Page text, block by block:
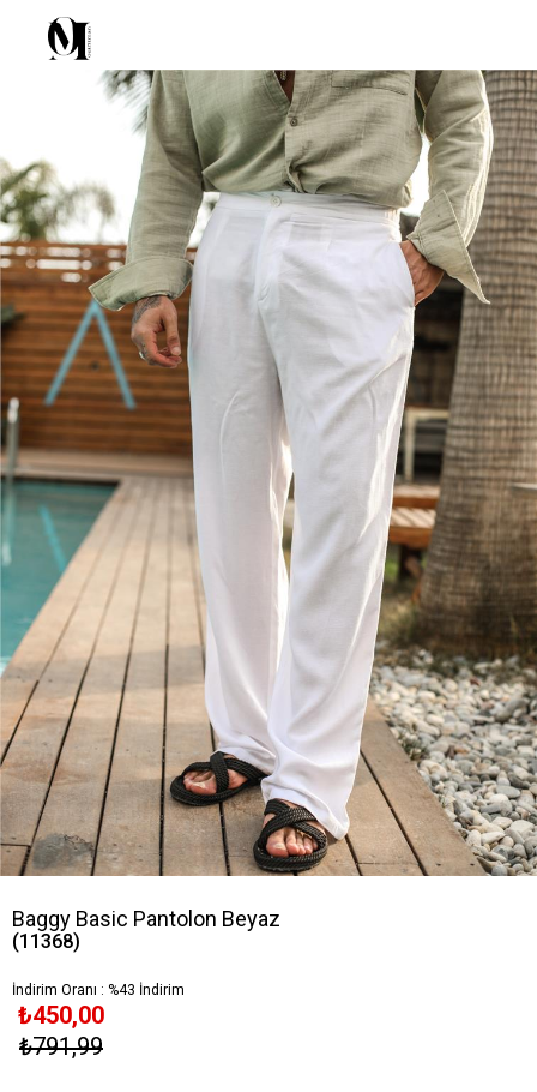
Baggy Basic Pantolon Beyaz
(11368)
İndirim Oranı : %43 İndirim
₺791,99
₺450,00